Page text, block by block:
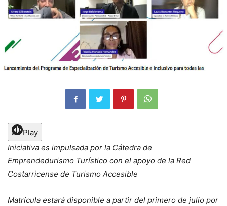
Play
Iniciativa es impulsada por la Cátedra de
Emprendedurismo Turístico con el apoyo de la Red
Costarricense de Turismo Accesible
Matrícula estará disponible a partir del primero de julio por